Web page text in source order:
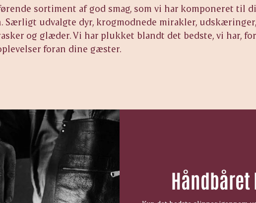
sortiment af god smag, som vi har komponeret til
Særligt udvalgte dyr, krogmodnede mirakler,
og glæder. Vi har plukket blandt det bedste, vi har,
foran dine gæster.